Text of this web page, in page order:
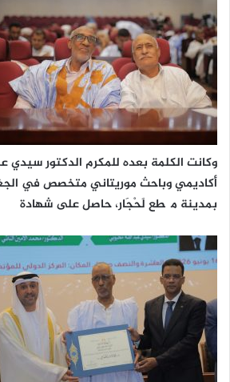
وكانت الكلمة بعده للمكرم الدكتور سيدي
بمدينة مگطع لَحْجَار، حاصل على شهادة